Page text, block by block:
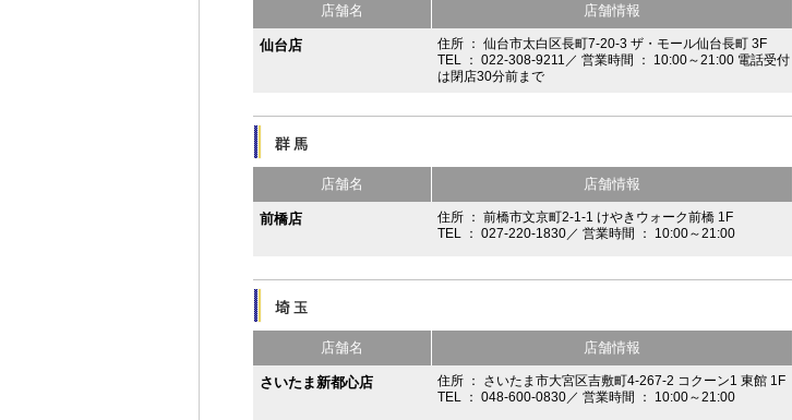
店舗名 店舗情報
仙台店
住所 ： 仙台市太白区長町7-20-3 ザ・モール仙台長町 3F
TEL ： 022-308-9211／ 営業時間 ： 10:00～21:00 電話受付
は閉店30分前まで
店舗名 店舗情報
前橋店
住所 ： 前橋市文京町2-1-1 けやきウォーク前橋 1F
TEL ： 027-220-1830／ 営業時間 ： 10:00～21:00
店舗名 店舗情報
さいたま新都心店
住所 ： さいたま市大宮区吉敷町4-267-2 コクーン1 東館 1F
TEL ： 048-600-0830／ 営業時間 ： 10:00～21:00